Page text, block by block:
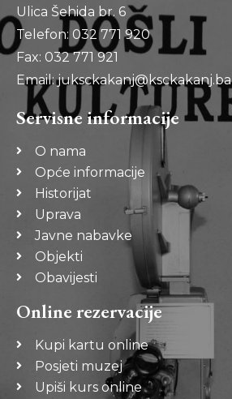
Ulica Šehida br. 6
Telefon: 032 771 920
Fax: 032 771 921
Email: juksckakanj@ksckakanj.ba
Servisne informacije
O nama
Opće informacije
Historijat
Uprava
Javne nabavke
Objekti
Obavijesti
Online rezervacije
Kupi kartu online
Posjeti muzej
Upiši kurs online